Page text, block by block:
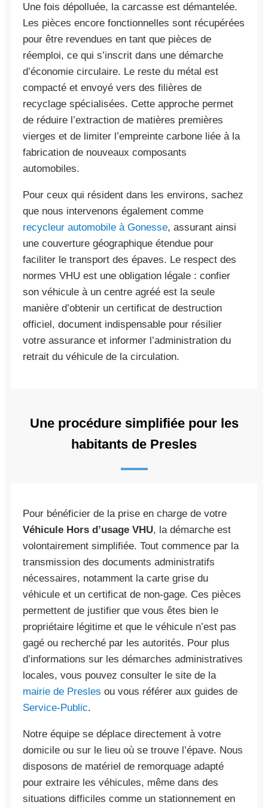
Une fois dépolluée, la carcasse est démantelée.
Les pièces encore fonctionnelles sont récupérées
pour être revendues en tant que pièces de
réemploi, ce qui s’inscrit dans une démarche
d’économie circulaire. Le reste du métal est
compacté et envoyé vers des filières de
recyclage spécialisées. Cette approche permet
de réduire l’extraction de matières premières
vierges et de limiter l’empreinte carbone liée à la
fabrication de nouveaux composants
automobiles.
Pour ceux qui résident dans les environs, sachez
que nous intervenons également comme
recycleur automobile à Gonesse, assurant ainsi
une couverture géographique étendue pour
faciliter le transport des épaves. Le respect des
normes VHU est une obligation légale : confier
son véhicule à un centre agréé est la seule
manière d’obtenir un certificat de destruction
officiel, document indispensable pour résilier
votre assurance et informer l’administration du
retrait du véhicule de la circulation.
Une procédure simplifiée pour les
habitants de Presles
Pour bénéficier de la prise en charge de votre
Véhicule Hors d’usage VHU, la démarche est
volontairement simplifiée. Tout commence par la
transmission des documents administratifs
nécessaires, notamment la carte grise du
véhicule et un certificat de non-gage. Ces pièces
permettent de justifier que vous êtes bien le
propriétaire légitime et que le véhicule n’est pas
gagé ou recherché par les autorités. Pour plus
d’informations sur les démarches administratives
locales, vous pouvez consulter le site de la
mairie de Presles ou vous référer aux guides de
Service-Public.
Notre équipe se déplace directement à votre
domicile ou sur le lieu où se trouve l’épave. Nous
disposons de matériel de remorquage adapté
pour extraire les véhicules, même dans des
situations difficiles comme un stationnement en